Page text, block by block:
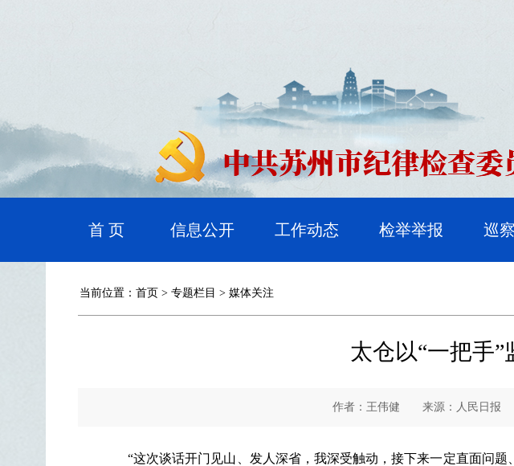
首 页 信息公开 工作动态 检举举报 巡
当前位置： 首页 > 专题栏目 > 媒体关注
太仓以“一把手
作者：王伟健 来源：人民日报
“这次谈话开门见山、发人深省，我深受触动，接下来一定直面问